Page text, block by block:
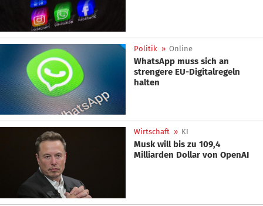
Politik » Online
WhatsApp muss sich an
strengere EU-Digitalregeln
halten
Wirtschaft » KI
Musk will bis zu 109,4
Milliarden Dollar von OpenAI